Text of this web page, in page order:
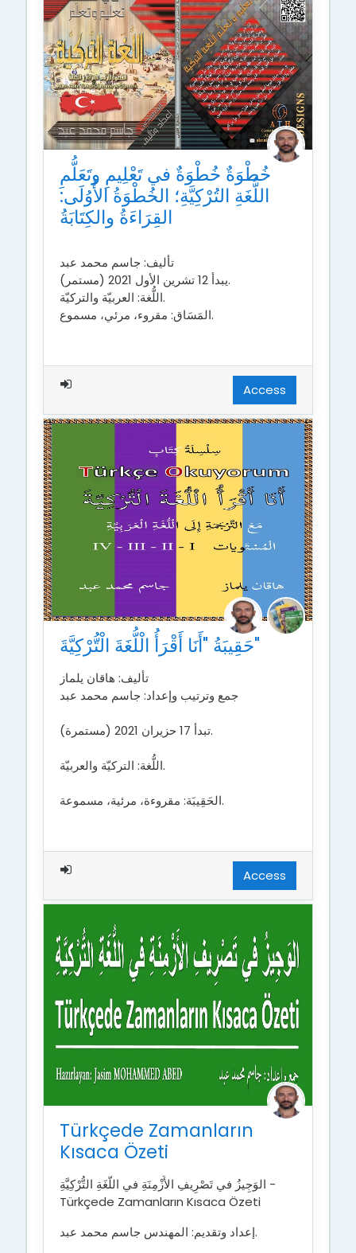
خُطْوَةٌ خُطْوَةٌ في تَعْلِيمِ وتَعَلُّمِ
اللُّغَةِ التُرْكِيَّةِ؛ الخُطْوَةُ الأُوُلَى:
القِرَاءَةُ والكِتَابَةُ
تأليف: جاسم محمد عبد
يبدأ 12 تشرين الأول 2021 (مستمر).
اللُّغة: العربيّة والتركيّة.
المَسَاق: مقروء، مرئي، مسموع.
Access
حَقِيبَةُ "أَنَا أَقْرَأُ الْلُّغَةَ الْتُّرْكِيَّةَ"
تأليف: هاقان يلماز
جمع وترتيب وإعداد: جاسم محمد عبد
تبدأ 17 حزيران 2021 (مستمرة).
اللُّغة: التركيّة والعربيّة.
الحَقِيبَة: مقروءة، مرئية، مسموعة.
Access
Türkçede Zamanların
Kısaca Özeti
الوَجِيزُ في تَصْرِيفِ الأَزْمِنَةِ في اللُّغَةِ التُّرْكِيَّةِ -
Türkçede Zamanların Kısaca Özeti
إعداد وتقديم: المهندس جاسم محمد عبد.